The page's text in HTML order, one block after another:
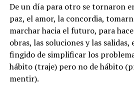
De un día para otro se tornaron
paz, el amor, la concordia,
marchar hacia el futuro, para
obras, las soluciones y las
fingido de simplificar los
hábito (traje) pero no de hábito
mentir).